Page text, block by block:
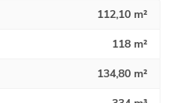
112,10 m²
118 m²
134,80 m²